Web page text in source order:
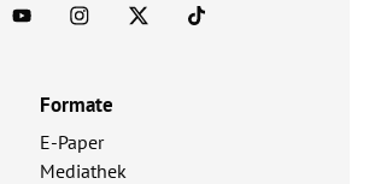
Formate
E-Paper
Mediathek